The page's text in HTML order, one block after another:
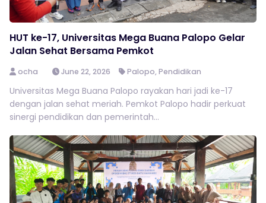
HUT ke-17, Universitas Mega Buana Palopo Gelar
Jalan Sehat Bersama Pemkot
ocha June 22, 2026 Palopo,Pendidikan
Universitas Mega Buana Palopo rayakan hari jadi ke-17
dengan jalan sehat meriah. Pemkot Palopo hadir perkuat
sinergi pendidikan dan pemerintah...